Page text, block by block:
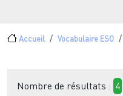
Fil d'Ariane
Accueil Vocabulaire ESO
Nombre de résultats : 4